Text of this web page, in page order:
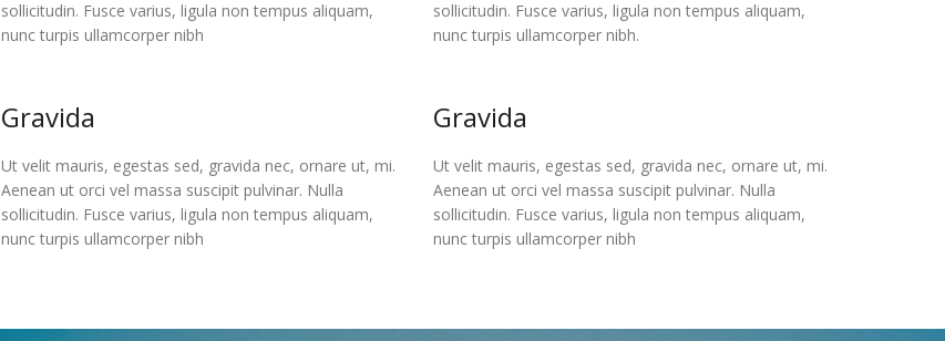
sollicitudin. Fusce varius, ligula non tempus aliquam,
nunc turpis ullamcorper nibh
sollicitudin. Fusce varius, ligula non tempus aliquam,
nunc turpis ullamcorper nibh.
Gravida
Ut velit mauris, egestas sed, gravida nec, ornare ut, mi.
Aenean ut orci vel massa suscipit pulvinar. Nulla
sollicitudin. Fusce varius, ligula non tempus aliquam,
nunc turpis ullamcorper nibh
Gravida
Ut velit mauris, egestas sed, gravida nec, ornare ut, mi.
Aenean ut orci vel massa suscipit pulvinar. Nulla
sollicitudin. Fusce varius, ligula non tempus aliquam,
nunc turpis ullamcorper nibh